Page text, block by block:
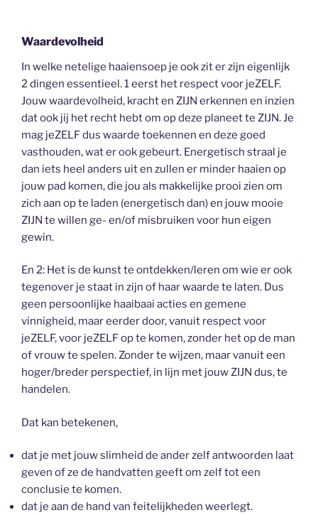
Waardevolheid
In welke netelige haaiensoep je ook zit er zijn eigenlijk
2 dingen essentieel. 1 eerst het respect voor jeZELF.
Jouw waardevolheid, kracht en ZIJN erkennen en inzien
dat ook jij het recht hebt om op deze planeet te ZIJN. Je
mag jeZELF dus waarde toekennen en deze goed
vasthouden, wat er ook gebeurt. Energetisch straal je
dan iets heel anders uit en zullen er minder haaien op
jouw pad komen, die jou als makkelijke prooi zien om
zich aan op te laden (energetisch dan) en jouw mooie
ZIJN te willen ge- en/of misbruiken voor hun eigen
gewin.
En 2: Het is de kunst te ontdekken/leren om wie er ook
tegenover je staat in zijn of haar waarde te laten. Dus
geen persoonlijke haaibaai acties en gemene
vinnigheid, maar eerder door, vanuit respect voor
jeZELF, voor jeZELF op te komen, zonder het op de man
of vrouw te spelen. Zonder te wijzen, maar vanuit een
hoger/breder perspectief, in lijn met jouw ZIJN dus, te
handelen.
Dat kan betekenen,
dat je met jouw slimheid de ander zelf antwoorden laat
geven of ze de handvatten geeft om zelf tot een
conclusie te komen.
dat je aan de hand van feitelijkheden weerlegt.